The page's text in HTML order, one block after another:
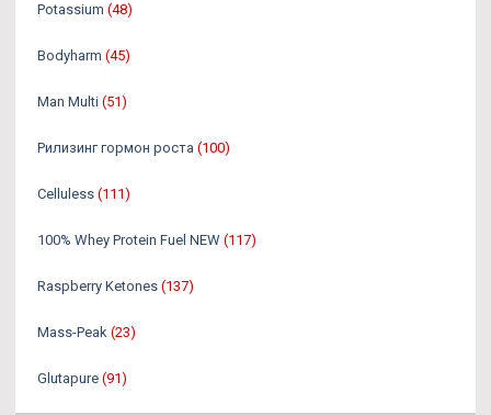
Potassium (48)
Bodyharm (45)
Man Multi (51)
Рилизинг гормон роста (100)
Celluless (111)
100% Whey Protein Fuel NEW (117)
Raspberry Ketones (137)
Mass-Peak (23)
Glutapure (91)